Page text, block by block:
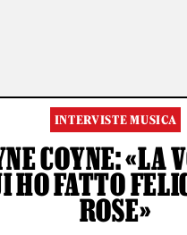
INTERVISTE MUSICA
COYNE: «LA
HO FATTO
ROSE»